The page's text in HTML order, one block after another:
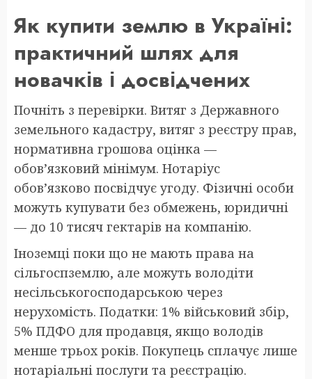
Як купити землю в Україні:
практичний шлях для
новачків і досвідчених
Почніть з перевірки. Витяг з Державного
земельного кадастру, витяг з реєстру прав,
нормативна грошова оцінка —
обов’язковий мінімум. Нотаріус
обов’язково посвідчує угоду. Фізичні особи
можуть купувати без обмежень, юридичні
— до 10 тисяч гектарів на компанію.
Іноземці поки що не мають права на
сільгоспземлю, але можуть володіти
несільськогосподарською через
нерухомість. Податки: 1% військовий збір,
5% ПДФО для продавця, якщо володів
менше трьох років. Покупець сплачує лише
нотаріальні послуги та реєстрацію.